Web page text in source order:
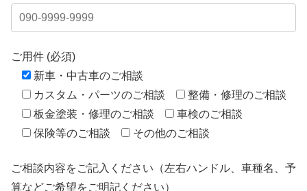
ご用件 (必須)
新車・中古車のご相談
カスタム・パーツのご相談
整備・修理のご相談
板金塗装・修理のご相談
車検のご相談
保険等のご相談
その他のご相談
ご相談内容をご記入ください（左右ハンドル、車種名、予
算などご希望をご明記ください）